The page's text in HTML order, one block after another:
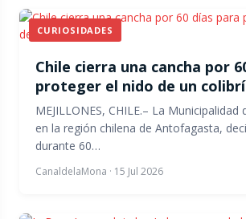
CURIOSIDADES
Chile cierra una cancha por
proteger el nido de un colibrí
MEJILLONES, CHILE.– La Municipalidad
en la región chilena de Antofagasta,
durante 60…
CanaldelaMona · 15 Jul 2026